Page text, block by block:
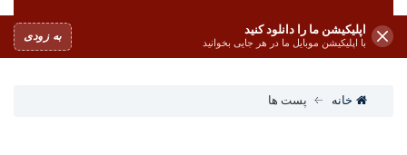
اپلیکیشن ما را دانلود کنید
با اپلیکیشن موبایل ما در هر جایی بخوانید
به زودی
خانه پست ها